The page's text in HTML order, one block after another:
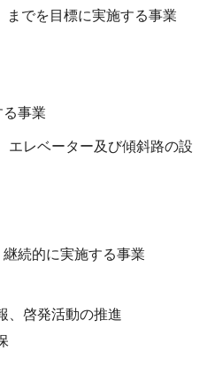
でを目標に実施する事業
事業
エレベーター及び傾斜路の設
続的に実施する事業
、啓発活動の推進